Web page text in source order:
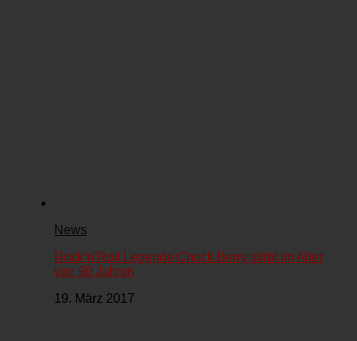
News
Rock’n’Roll Legende Chuck Berry stirbt im Alter
von 90 Jahren
19. März 2017